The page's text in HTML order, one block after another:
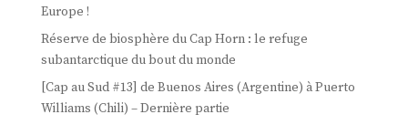
Europe !
Réserve de biosphère du Cap Horn : le refuge
subantarctique du bout du monde
[Cap au Sud #13] de Buenos Aires (Argentine) à Puerto
Williams (Chili) – Dernière partie